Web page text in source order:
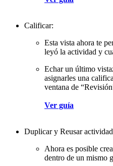
Calificar:
Esta vista ahora te
leyó la actividad y
Echar un último
asignarles una
ventana de
Ver guía
Duplicar y Reusar
Ahora es posible
dentro de un mismo